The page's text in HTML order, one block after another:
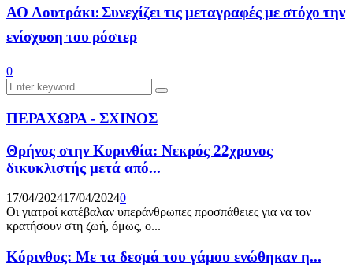
ΑΟ Λουτράκι: Συνεχίζει τις μεταγραφές με στόχο την
ενίσχυση του ρόστερ
0
Search
for:
Search
ΠΕΡΑΧΩΡΑ - ΣΧΙΝΟΣ
Θρήνος στην Κορινθία: Νεκρός 22χρονος
δικυκλιστής μετά από...
17/04/202417/04/20240
Οι γιατροί κατέβαλαν υπεράνθρωπες προσπάθειες για να τον
κρατήσουν στη ζωή, όμως, ο...
Κόρινθος: Με τα δεσμά του γάμου ενώθηκαν η...